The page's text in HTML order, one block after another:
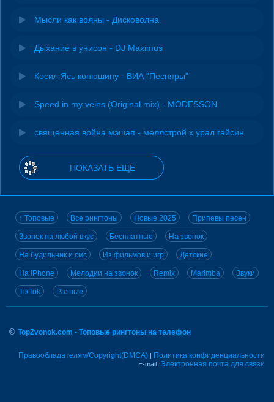
Мысли как волны - Дисковолна
Дыхание в унисон - DJ Maximus
Косил Ясь конюшину - ВИА "Песняры"
Speed in my veins (Original mix) - MODESSON
священная война мэшап - меллстрой х урал гайсин
ПОКАЗАТЬ ЕЩЁ
↑ Топовые Все рингтоны Новые 2025 Припевы песен
Звонок на любой вкус Бесплатные На звонок
На будильник и смс Из фильмов и игр Детские
На iPhone Мелодии на звонок Remix Marimba Звуки
TikTok Разные
© TopZvonok.com - Топовые рингтоны на телефон
Правообладателям/Copyright(DMCA) | Политика конфиденциальности
E-mail: Электронная почта для связи